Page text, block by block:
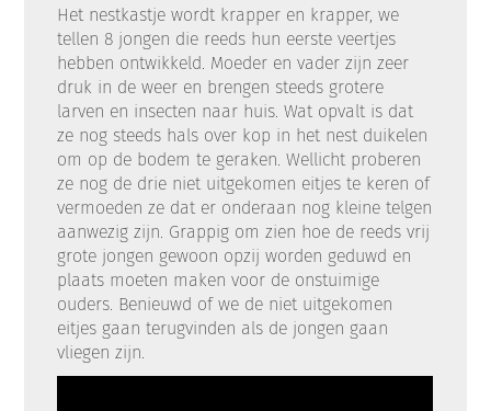
Het nestkastje wordt krapper en krapper, we
tellen 8 jongen die reeds hun eerste veertjes
hebben ontwikkeld. Moeder en vader zijn zeer
druk in de weer en brengen steeds grotere
larven en insecten naar huis. Wat opvalt is dat
ze nog steeds hals over kop in het nest duikelen
om op de bodem te geraken. Wellicht proberen
ze nog de drie niet uitgekomen eitjes te keren of
vermoeden ze dat er onderaan nog kleine telgen
aanwezig zijn. Grappig om zien hoe de reeds vrij
grote jongen gewoon opzij worden geduwd en
plaats moeten maken voor de onstuimige
ouders. Benieuwd of we de niet uitgekomen
eitjes gaan terugvinden als de jongen gaan
vliegen zijn.